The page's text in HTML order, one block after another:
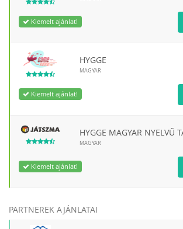
Kiemelt ajánlat!
HYGGE
MAGYAR
Kiemelt ajánlat!
HYGGE MAGYAR NYELVŰ
MAGYAR
Kiemelt ajánlat!
PARTNEREK AJÁNLATAI